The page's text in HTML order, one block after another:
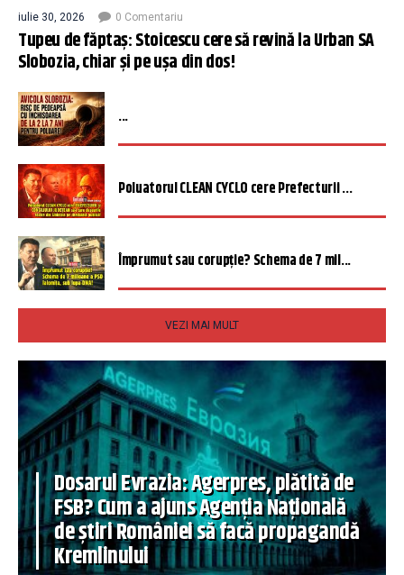
iulie 30, 2026 0 Comentariu
Tupeu de făptaș: Stoicescu cere să revină la Urban SA
Slobozia, chiar și pe ușa din dos!
...
Poluatorul CLEAN CYCLO cere Prefecturii ...
Împrumut sau corupție? Schema de 7 mil...
VEZI MAI MULT
Dosarul Evrazia: Agerpres, plătită de
FSB? Cum a ajuns Agenția Națională
de știri României să facă propagandă
Kremlinului